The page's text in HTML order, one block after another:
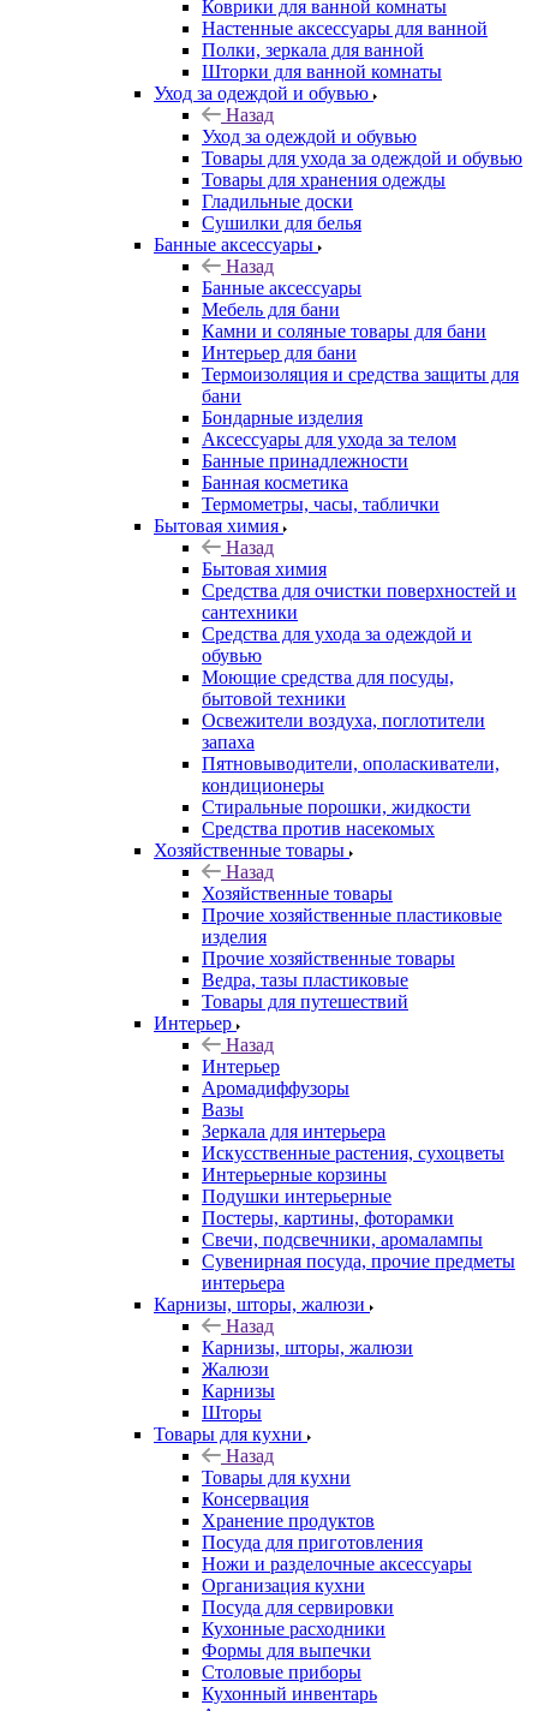
Коврики для ванной комнаты
Настенные аксессуары для ванной
Полки, зеркала для ванной
Шторки для ванной комнаты
Уход за одеждой и обувью
Назад
Уход за одеждой и обувью
Товары для ухода за одеждой и обувью
Товары для хранения одежды
Гладильные доски
Сушилки для белья
Банные аксессуары
Назад
Банные аксессуары
Мебель для бани
Камни и соляные товары для бани
Интерьер для бани
Термоизоляция и средства защиты для
бани
Бондарные изделия
Аксеcсуары для ухода за телом
Банные принадлежности
Банная косметика
Термометры, часы, таблички
Бытовая химия
Назад
Бытовая химия
Средства для очистки поверхностей и
сантехники
Средства для ухода за одеждой и
обувью
Моющие средства для посуды,
бытовой техники
Освежители воздуха, поглотители
запаха
Пятновыводители, ополаскиватели,
кондиционеры
Стиральные порошки, жидкости
Средства против насекомых
Хозяйственные товары
Назад
Хозяйственные товары
Прочие хозяйственные пластиковые
изделия
Прочие хозяйственные товары
Ведра, тазы пластиковые
Товары для путешествий
Интерьер
Назад
Интерьер
Аромадиффузоры
Вазы
Зеркала для интерьера
Искусственные растения, сухоцветы
Интерьерные корзины
Подушки интерьерные
Постеры, картины, фоторамки
Свечи, подсвечники, аромалампы
Сувенирная посуда, прочие предметы
интерьера
Карнизы, шторы, жалюзи
Назад
Карнизы, шторы, жалюзи
Жалюзи
Карнизы
Шторы
Товары для кухни
Назад
Товары для кухни
Консервация
Хранение продуктов
Посуда для приготовления
Ножи и разделочные аксессуары
Организация кухни
Посуда для сервировки
Кухонные расходники
Формы для выпечки
Столовые приборы
Кухонный инвентарь